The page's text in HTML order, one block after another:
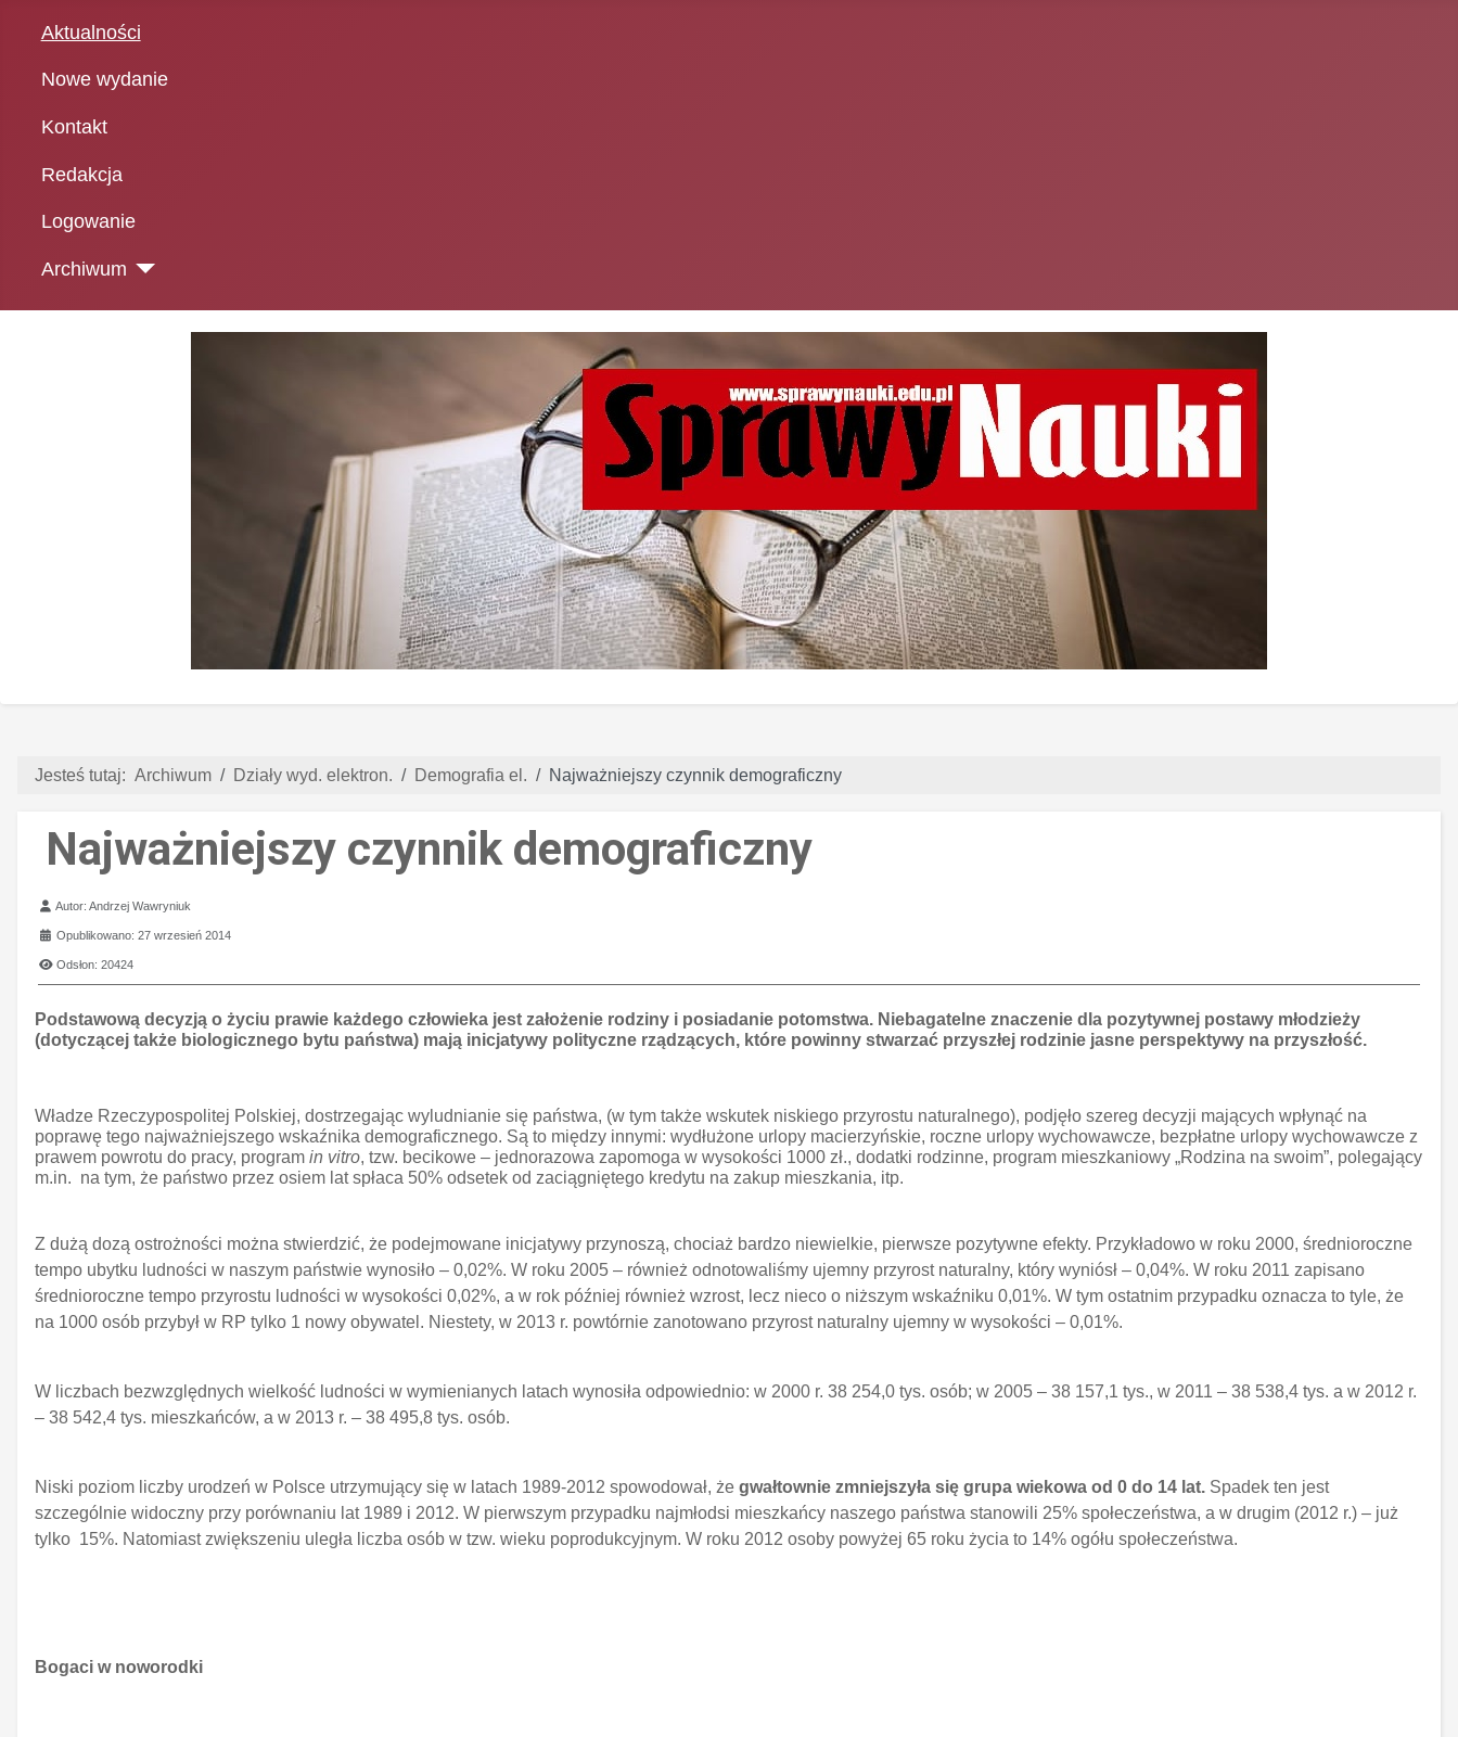
Aktualności
Nowe wydanie
Kontakt
Redakcja
Logowanie
Archiwum
Jesteś tutaj: Archiwum Działy wyd. elektron. Demografia el. Najważniejszy czynnik demograficzny
Najważniejszy czynnik demograficzny
Szczegóły
Autor:Andrzej Wawryniuk
Opublikowano: 27 wrzesień 2014
Odsłon: 20424
Podstawową decyzją o życiu prawie każdego człowieka jest założenie rodziny i posiadanie potomstwa. Niebagatelne znaczenie dla pozytywnej postawy młodzieży
(dotyczącej także biologicznego bytu państwa) mają inicjatywy polityczne rządzących, które powinny stwarzać przyszłej rodzinie jasne perspektywy na przyszłość.
Władze Rzeczypospolitej Polskiej, dostrzegając wyludnianie się państwa, (w tym także wskutek niskiego przyrostu naturalnego), podjęło szereg decyzji mających wpłynąć na
poprawę tego najważniejszego wskaźnika demograficznego. Są to między innymi: wydłużone urlopy macierzyńskie, roczne urlopy wychowawcze, bezpłatne urlopy wychowawcze z
prawem powrotu do pracy, program in vitro, tzw. becikowe – jednorazowa zapomoga w wysokości 1000 zł., dodatki rodzinne, program mieszkaniowy „Rodzina na swoim”, polegający
m.in. na tym, że państwo przez osiem lat spłaca 50% odsetek od zaciągniętego kredytu na zakup mieszkania, itp.
Z dużą dozą ostrożności można stwierdzić, że podejmowane inicjatywy przynoszą, chociaż bardzo niewielkie, pierwsze pozytywne efekty. Przykładowo w roku 2000, średnioroczne
tempo ubytku ludności w naszym państwie wynosiło – 0,02%. W roku 2005 – również odnotowaliśmy ujemny przyrost naturalny, który wyniósł – 0,04%. W roku 2011 zapisano
średnioroczne tempo przyrostu ludności w wysokości 0,02%, a w rok później również wzrost, lecz nieco o niższym wskaźniku 0,01%. W tym ostatnim przypadku oznacza to tyle, że
na 1000 osób przybył w RP tylko 1 nowy obywatel. Niestety, w 2013 r. powtórnie zanotowano przyrost naturalny ujemny w wysokości – 0,01%.
W liczbach bezwzględnych wielkość ludności w wymienianych latach wynosiła odpowiednio: w 2000 r. 38 254,0 tys. osób; w 2005 – 38 157,1 tys., w 2011 – 38 538,4 tys. a w 2012 r.
– 38 542,4 tys. mieszkańców, a w 2013 r. – 38 495,8 tys. osób.
Niski poziom liczby urodzeń w Polsce utrzymujący się w latach 1989-2012 spowodował, że gwałtownie zmniejszyła się grupa wiekowa od 0 do 14 lat. Spadek ten jest
szczególnie widoczny przy porównaniu lat 1989 i 2012. W pierwszym przypadku najmłodsi mieszkańcy naszego państwa stanowili 25% społeczeństwa, a w drugim (2012 r.) – już
tylko 15%. Natomiast zwiększeniu uległa liczba osób w tzw. wieku poprodukcyjnym. W roku 2012 osoby powyżej 65 roku życia to 14% ogółu społeczeństwa.
Bogaci w noworodki